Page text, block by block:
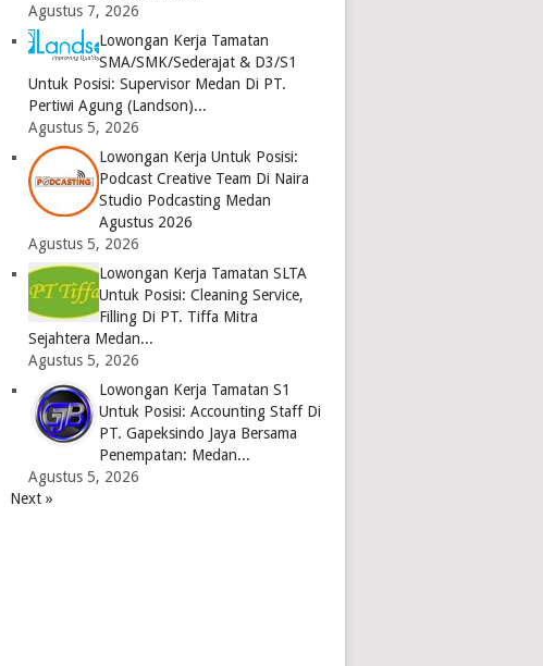
Agustus 7, 2026
Lowongan Kerja Tamatan
SMA/SMK/Sederajat & D3/S1
Untuk Posisi: Supervisor Medan Di PT.
Pertiwi Agung (Landson)...
Agustus 5, 2026
Lowongan Kerja Untuk Posisi:
Podcast Creative Team Di Naira
Studio Podcasting Medan
Agustus 2026
Agustus 5, 2026
Lowongan Kerja Tamatan SLTA
Untuk Posisi: Cleaning Service,
Filling Di PT. Tiffa Mitra
Sejahtera Medan...
Agustus 5, 2026
Lowongan Kerja Tamatan S1
Untuk Posisi: Accounting Staff Di
PT. Gapeksindo Jaya Bersama
Penempatan: Medan...
Agustus 5, 2026
Next »